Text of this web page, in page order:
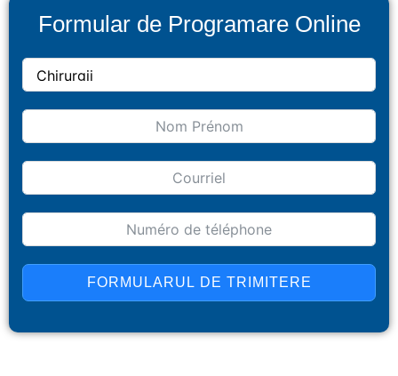
Formular de Programare Online
FORMULARUL DE TRIMITERE